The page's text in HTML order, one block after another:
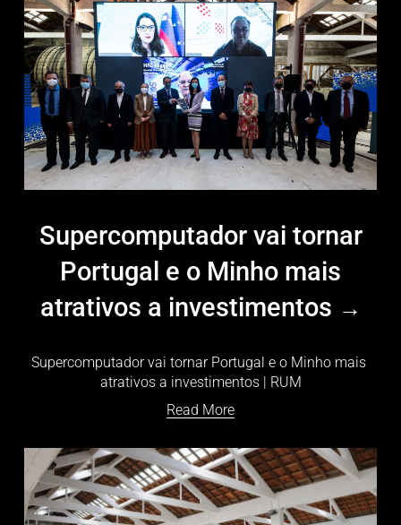
Supercomputador vai tornar
Portugal e o Minho mais
atrativos a investimentos
Supercomputador vai tornar Portugal e o Minho mais
atrativos a investimentos | RUM
Read More